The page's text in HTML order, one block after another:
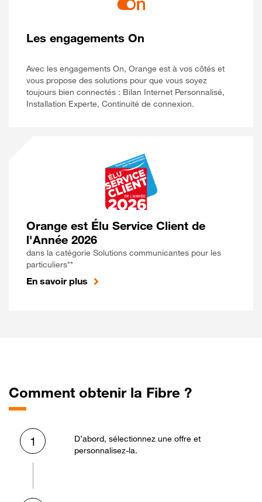
Les engagements On
Avec les engagements On, Orange est à vos côtés et
vous propose des solutions pour que vous soyez
toujours bien connectés : Bilan Internet Personnalisé,
Installation Experte, Continuité de connexion.
Orange est Élu Service Client de
l'Année 2026
dans la catégorie Solutions communicantes pour les
particuliers**
En savoir plus
Comment obtenir la Fibre ?
1
D’abord, sélectionnez une offre et
personnalisez-la.